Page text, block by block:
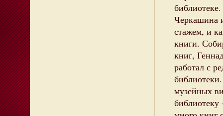
Черкашина
стажем, и
книги.
книг,
работал с
музейных
библиотеку